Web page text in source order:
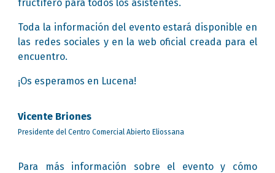
fructífero para todos los asistentes.
Toda la información del evento estará disponible en
las redes sociales y en la web oficial creada para el
encuentro.
¡Os esperamos en Lucena!
Vicente Briones
Presidente del Centro Comercial Abierto Eliossana
Para más información sobre el evento y cómo